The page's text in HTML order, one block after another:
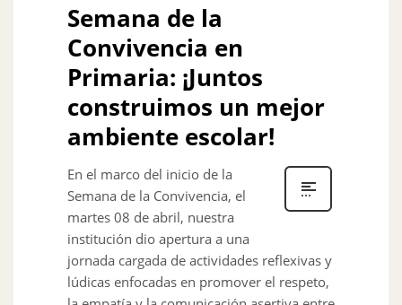
Semana de la
Convivencia en
Primaria: ¡Juntos
construimos un mejor
ambiente escolar!
En el marco del inicio de la
Semana de la Convivencia, el
martes 08 de abril, nuestra
institución dio apertura a una
jornada cargada de actividades reflexivas y
lúdicas enfocadas en promover el respeto,